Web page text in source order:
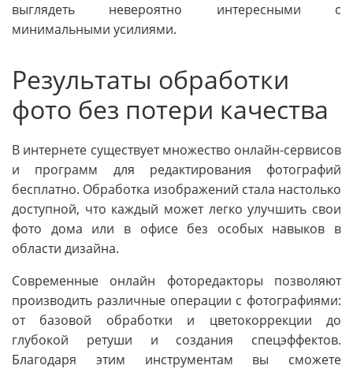
выглядеть невероятно интересными с
минимальными усилиями.
Результаты обработки
фото без потери качества
В интернете существует множество онлайн-сервисов
и программ для редактирования фотографий
бесплатно. Обработка изображений стала настолько
доступной, что каждый может легко улучшить свои
фото дома или в офисе без особых навыков в
области дизайна.
Современные онлайн фоторедакторы позволяют
производить различные операции с фотографиями:
от базовой обработки и цветокоррекции до
глубокой ретуши и создания спецэффектов.
Благодаря этим инструментам вы сможете